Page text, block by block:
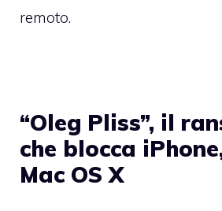
remoto.
“Oleg Pliss”, il
che blocca
Mac OS X